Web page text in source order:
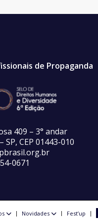
de Propaganda
409 – 3° andar
CEP 01443-010
0671
Novidades Fest’up